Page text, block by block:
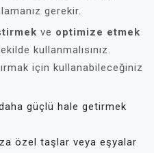
gerekir.
ve optimize etmek
kullanmalısınız.
için kullanabileceğiniz
daha güçlü hale getirmek
özel taşlar veya eşyalar